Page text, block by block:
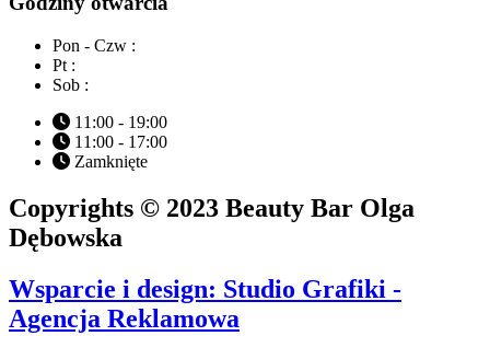
Pon - Czw :
Pt :
Sob :
11:00 - 19:00
11:00 - 17:00
Zamknięte
Copyrights © 2023 Beauty Bar Olga
Dębowska
Wsparcie i design: Studio Grafiki -
Agencja Reklamowa